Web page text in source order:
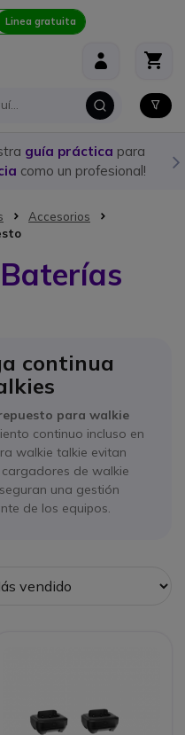
Linea gratuita
mejores Walkies con
personalizada
Accesorios
continua
para walkie
continuo incluso en
walkie talkie evitan
de walkie
una gestión
de los equipos.